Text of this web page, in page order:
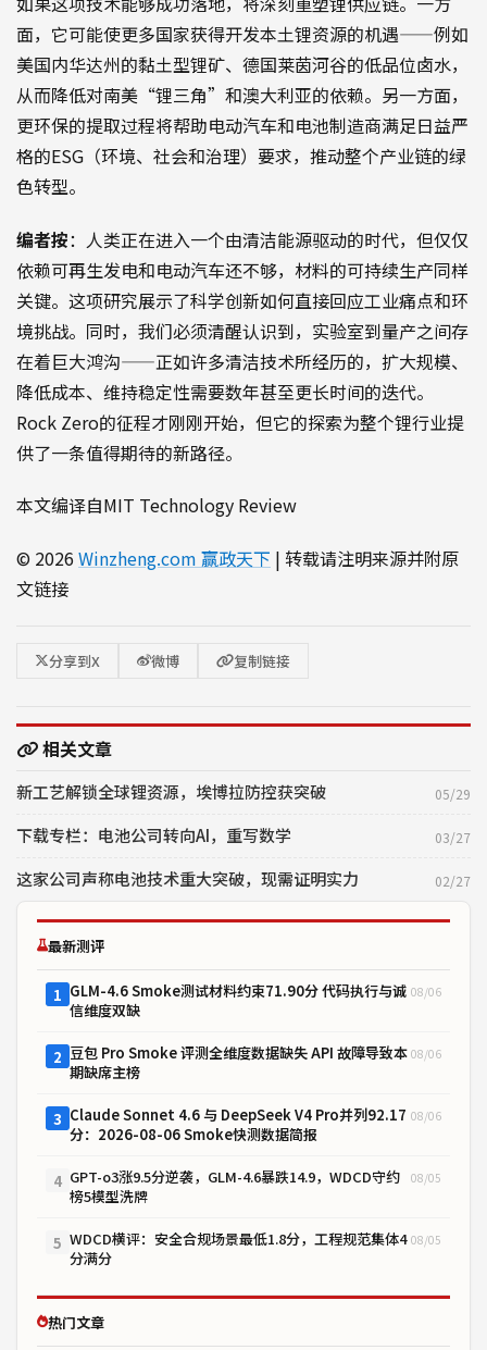
面，它可能使更多国家获得开发本土锂资源的机遇——例如
美国内华达州的黏土型锂矿、德国莱茵河谷的低品位卤水，
从而降低对南美“锂三角”和澳大利亚的依赖。另一方面，
更环保的提取过程将帮助电动汽车和电池制造商满足日益严
格的ESG（环境、社会和治理）要求，推动整个产业链的绿
色转型。
编者按：人类正在进入一个由清洁能源驱动的时代，但仅仅
依赖可再生发电和电动汽车还不够，材料的可持续生产同样
关键。这项研究展示了科学创新如何直接回应工业痛点和环
境挑战。同时，我们必须清醒认识到，实验室到量产之间存
在着巨大鸿沟——正如许多清洁技术所经历的，扩大规模、
降低成本、维持稳定性需要数年甚至更长时间的迭代。
Rock Zero的征程才刚刚开始，但它的探索为整个锂行业提
供了一条值得期待的新路径。
本文编译自MIT Technology Review
© 2026 Winzheng.com 赢政天下 | 转载请注明来源并附原
文链接
分享到X 微博 复制链接
相关文章
新工艺解锁全球锂资源，埃博拉防控获突破 05/29
下载专栏：电池公司转向AI，重写数学 03/27
这家公司声称电池技术重大突破，现需证明实力 02/27
最新测评
1 GLM-4.6 Smoke测试材料约束71.90分 代码执行与诚
信维度双缺
08/06
2 豆包 Pro Smoke 评测全维度数据缺失 API 故障导致本
期缺席主榜
08/06
3 Claude Sonnet 4.6 与 DeepSeek V4 Pro并列92.17
分：2026-08-06 Smoke快测数据简报
08/06
4 GPT-o3涨9.5分逆袭，GLM-4.6暴跌14.9，WDCD守约
榜5模型洗牌
08/05
5 WDCD横评：安全合规场景最低1.8分，工程规范集体4
分满分
08/05
热门文章